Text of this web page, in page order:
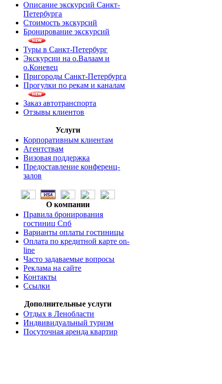
Описание экскурсий Санкт-
Петербурга
Стоимость экскурсий
Бронирование экскурсий
Туры в Санкт-Петербург
Экскурсии на о.Валаам и
о.Коневец
Пригороды Санкт-Петербурга
Прогулки по рекам и каналам
Заказ автотранспорта
Отзывы клиентов
Услуги
Корпоративным клиентам
Агентствам
Визовая поддержка
Предоставление конференц-
залов
О компании
Правила бронирования
гостиниц Спб
Варианты оплаты гостиницы
Оплата по кредитной карте on-
line
Часто задаваемые вопросы
Реклама на сайте
Контакты
Ссылки
Дополнительные услуги
Отдых в Ленобласти
Индвивидуальный туризм
Посуточная аренда квартир